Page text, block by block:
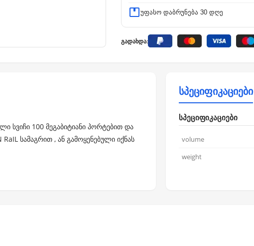
უფასო დაბრუნება 30 დღე
გადახდა:
სვიჩი 100 მეგაბიტიანი პორტებით და
სამაგრით , ან გამოყენებული იქნას
სპეციფიკაციები
სპეციფიკაციები
volume
weight